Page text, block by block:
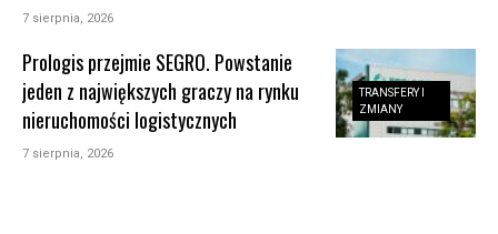
7 sierpnia, 2026
TRANSFERY I
ZMIANY
Prologis przejmie SEGRO. Powstanie
jeden z największych graczy na rynku
nieruchomości logistycznych
7 sierpnia, 2026